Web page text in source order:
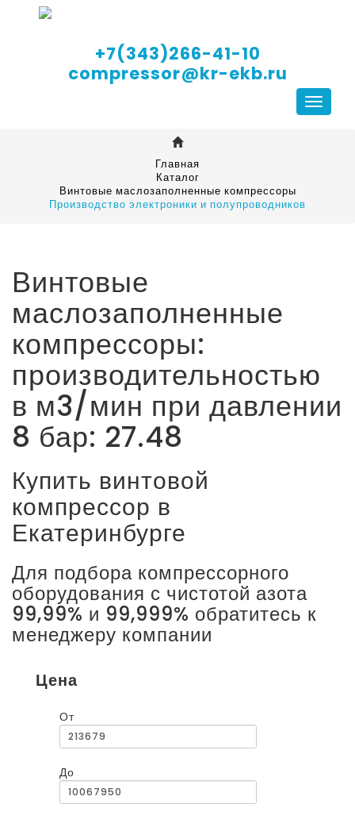
+7(343)266-41-10
compressor@kr-ekb.ru
Главная
Каталог
Винтовые маслозаполненные компрессоры
Производство электроники и полупроводников
Винтовые
маслозаполненные
компрессоры:
производительностью
в м3/мин при давлении
8 бар: 27.48
Купить винтовой
компрессор в
Екатеринбурге
Для подбора компрессорного
оборудования с чистотой азота
99,99% и 99,999% обратитесь к
менеджеру компании
Цена
От
До